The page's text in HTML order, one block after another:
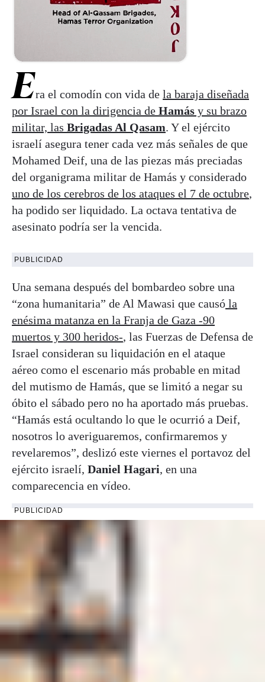
Era el comodín con vida de la baraja diseñada
por Israel con la dirigencia de Hamás y su brazo
militar, las Brigadas Al Qasam. Y el ejército
israelí asegura tener cada vez más señales de que
Mohamed Deif, una de las piezas más preciadas
del organigrama militar de Hamás y considerado
uno de los cerebros de los ataques el 7 de octubre,
ha podido ser liquidado. La octava tentativa de
asesinato podría ser la vencida.
PUBLICIDAD
Una semana después del bombardeo sobre una
“zona humanitaria” de Al Mawasi que causó la
enésima matanza en la Franja de Gaza -90
muertos y 300 heridos-, las Fuerzas de Defensa de
Israel consideran su liquidación en el ataque
aéreo como el escenario más probable en mitad
del mutismo de Hamás, que se limitó a negar su
óbito el sábado pero no ha aportado más pruebas.
“Hamás está ocultando lo que le ocurrió a Deif,
nosotros lo averiguaremos, confirmaremos y
revelaremos”, deslizó este viernes el portavoz del
ejército israelí, Daniel Hagari, en una
comparecencia en vídeo.
PUBLICIDAD